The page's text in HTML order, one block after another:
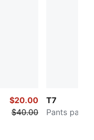
$20.00
$40.00
T7
Pants para